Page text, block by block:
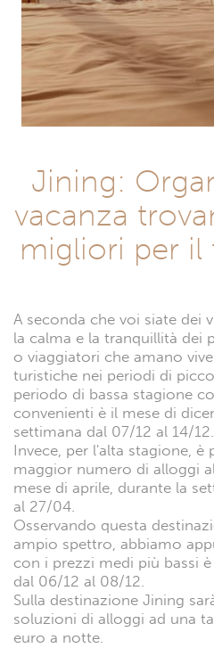
Jining:
vacanza
migliori per
A seconda che voi siate dei
la calma e la tranquillità dei
o viaggiatori che amano
turistiche nei periodi di
periodo di bassa stagione
convenienti è il mese di
settimana dal 07/12 al 14/12.
Invece, per l'alta stagione, è
maggior numero di alloggi
mese di aprile, durante la
al 27/04.
Osservando questa
ampio spettro, abbiamo
con i prezzi medi più bassi
dal 06/12 al 08/12.
Sulla destinazione Jining
soluzioni di alloggi ad una
euro a notte.